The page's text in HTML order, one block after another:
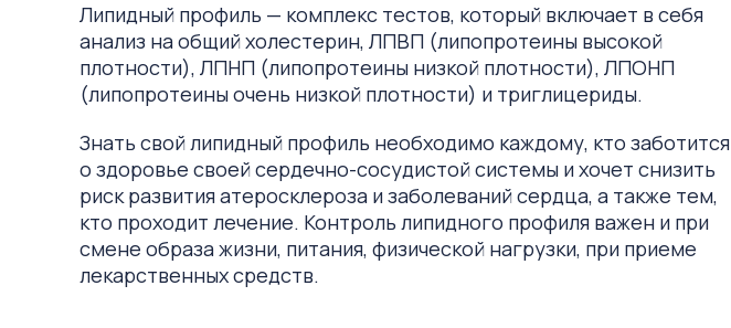
Знать свой липидный профиль необходимо каждому, кто заботится
о здоровье своей сердечно-сосудистой системы и хочет снизить
риск развития атеросклероза и заболеваний сердца, а также тем,
кто проходит лечение. Контроль липидного профиля важен и при
смене образа жизни, питания, физической нагрузки, при приеме
лекарственных средств.
Липидный профиль — комплекс тестов, который включает в себя
анализ на общий холестерин, ЛПВП (липопротеины высокой
плотности), ЛПНП (липопротеины низкой плотности), ЛПОНП
(липопротеины очень низкой плотности) и триглицериды.